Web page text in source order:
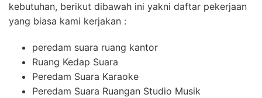
kebutuhan, berikut dibawah ini yakni daftar pekerjaan
yang biasa kami kerjakan :
peredam suara ruang kantor
Ruang Kedap Suara
Peredam Suara Karaoke
Peredam Suara Ruangan Studio Musik